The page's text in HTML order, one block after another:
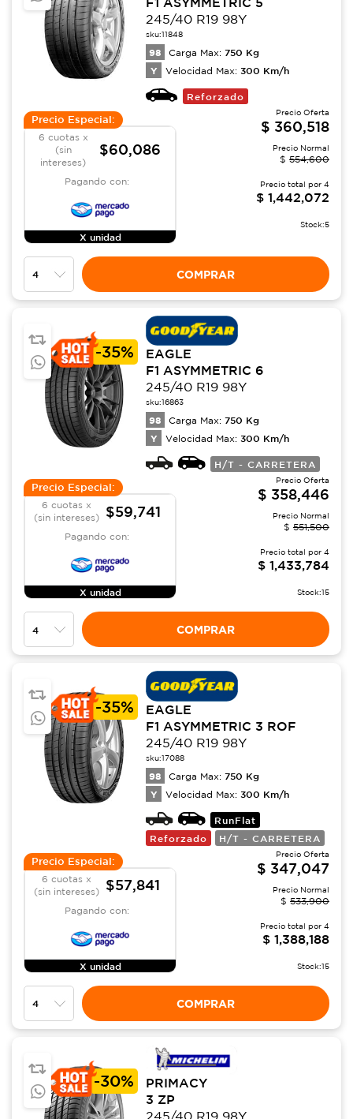
245/40 R19 98Y
sku:11848
98 Carga Max: 750 Kg
Y Velocidad Max: 300 Km/h
Reforzado
Precio Especial:
6 cuotas x
(sin
intereses)
$60,086
Pagando con:
X unidad
Precio Oferta
$ 360,518
Precio Normal
$ 554,600
Precio total por 4
$ 1,442,072
Stock:5
COMPRAR
-35%
EAGLE
F1 ASYMMETRIC 6
245/40 R19 98Y
sku:16863
98 Carga Max: 750 Kg
Y Velocidad Max: 300 Km/h
H/T - CARRETERA
Precio Especial:
6 cuotas x
(sin intereses)
$59,741
Pagando con:
X unidad
Precio Oferta
$ 358,446
Precio Normal
$ 551,500
Precio total por 4
$ 1,433,784
Stock:15
COMPRAR
-35%
EAGLE
F1 ASYMMETRIC 3 ROF
245/40 R19 98Y
sku:17088
98 Carga Max: 750 Kg
Y Velocidad Max: 300 Km/h
RunFlat
Reforzado
H/T - CARRETERA
Precio Especial:
6 cuotas x
(sin intereses)
$57,841
Pagando con:
X unidad
Precio Oferta
$ 347,047
Precio Normal
$ 533,900
Precio total por 4
$ 1,388,188
Stock:15
COMPRAR
-30%
PRIMACY
3 ZP
245/40 R19 98Y